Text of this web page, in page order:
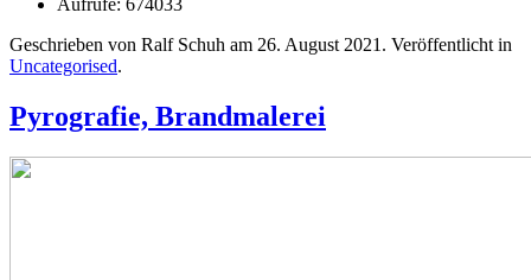
Aufrufe: 674033
Geschrieben von Ralf Schuh am 26. August 2021 . Veröffentlicht in
Uncategorised.
Pyrografie, Brandmalerei